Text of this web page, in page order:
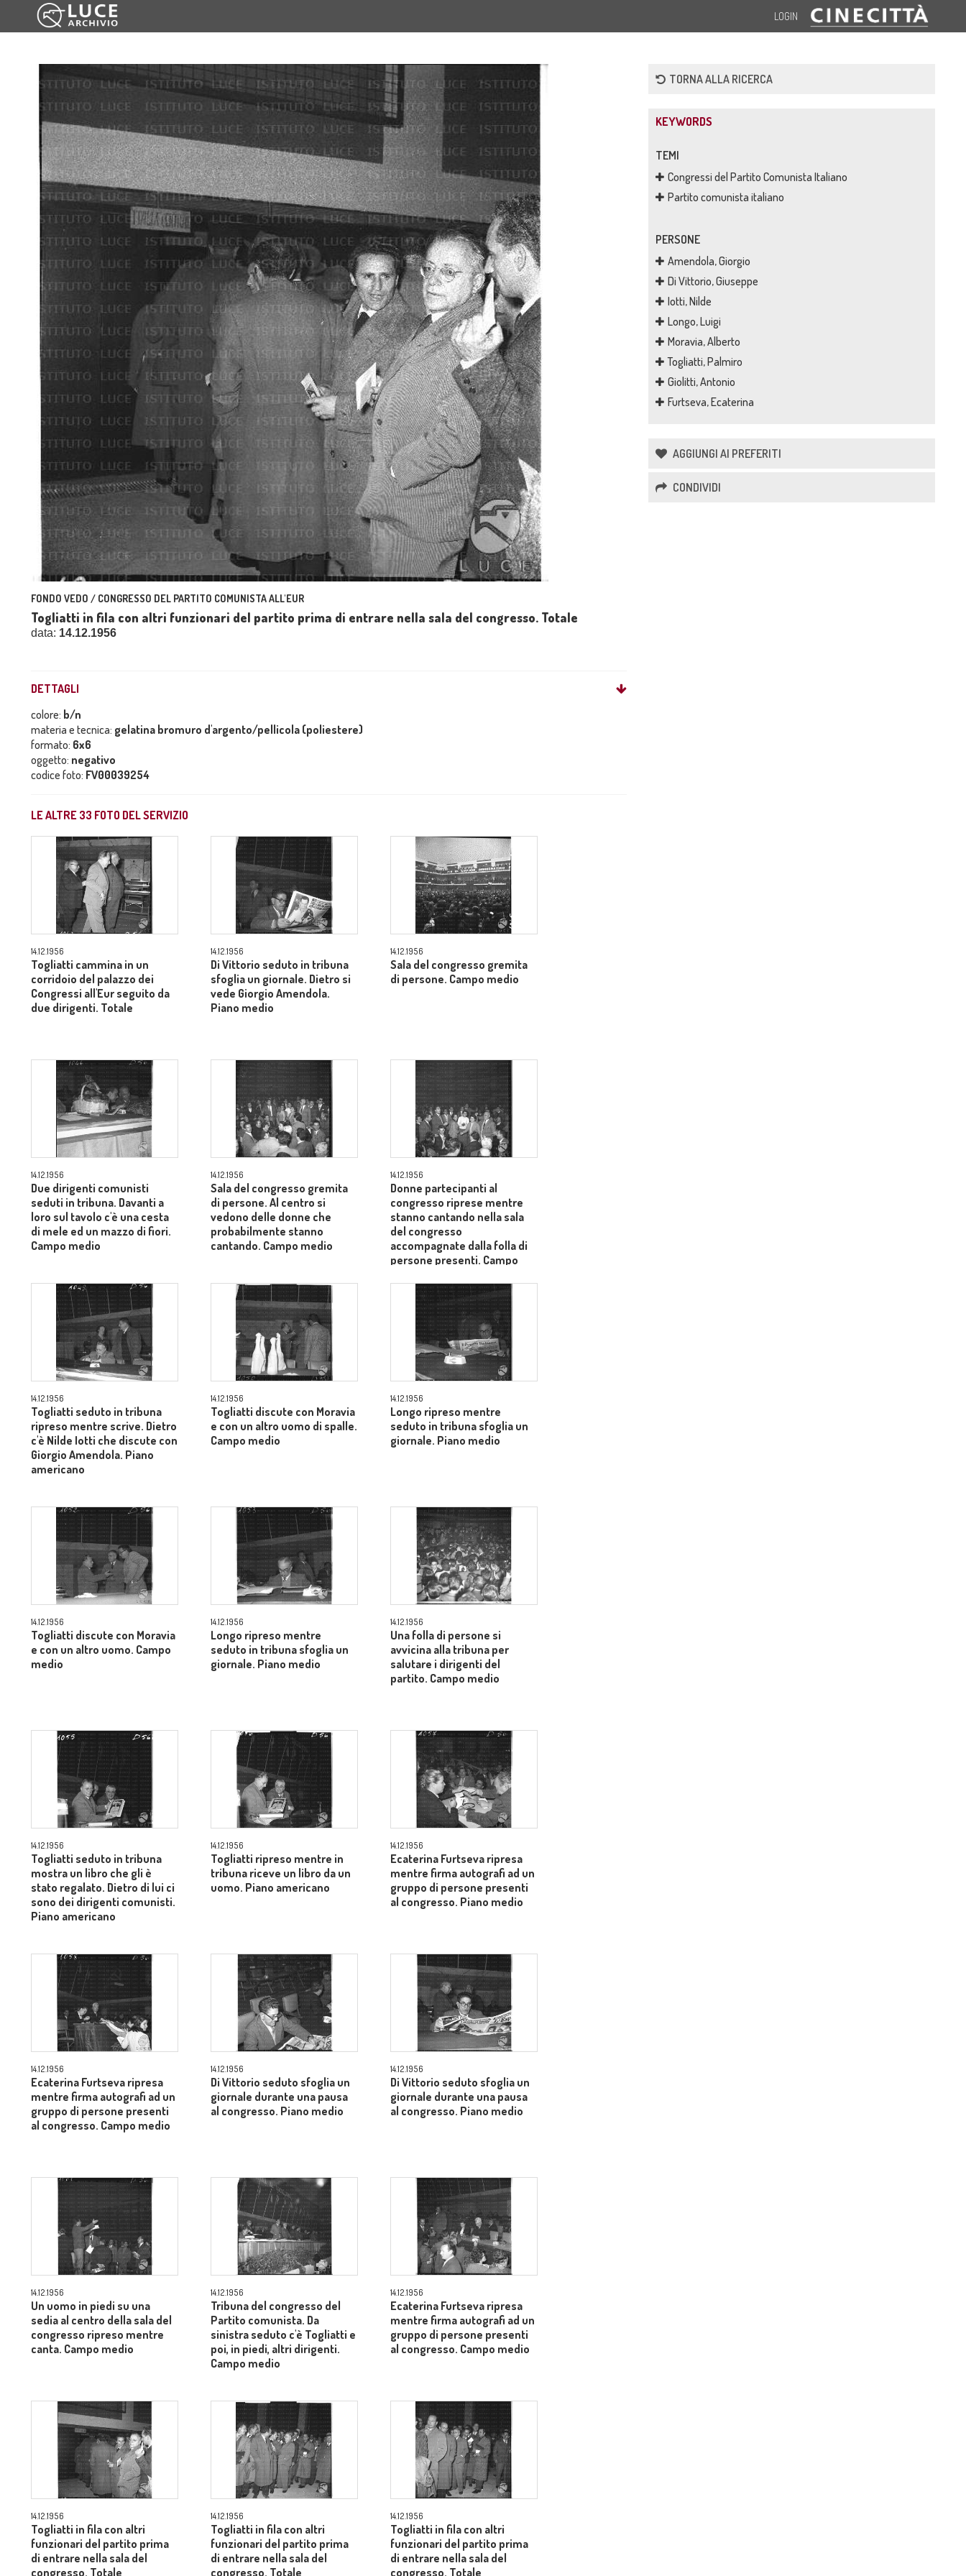
LOGIN
FONDO VEDO / CONGRESSO DEL PARTITO COMUNISTA ALL'EUR
Togliatti in fila con altri funzionari del partito prima di entrare nella sala del congresso. Totale
data: 14.12.1956
DETTAGLI
colore: b/n
materia e tecnica: gelatina bromuro d'argento/pellicola (poliestere)
formato: 6x6
oggetto: negativo
codice foto: FV00039254
LE ALTRE 33 FOTO DEL SERVIZIO
14.12.1956
Togliatti cammina in un
corridoio del palazzo dei
Congressi all'Eur seguito da
due dirigenti. Totale
14.12.1956
Di Vittorio seduto in tribuna
sfoglia un giornale. Dietro si
vede Giorgio Amendola.
Piano medio
14.12.1956
Sala del congresso gremita
di persone. Campo medio
14.12.1956
Due dirigenti comunisti
seduti in tribuna. Davanti a
loro sul tavolo c'è una cesta
di mele ed un mazzo di fiori.
Campo medio
14.12.1956
Sala del congresso gremita
di persone. Al centro si
vedono delle donne che
probabilmente stanno
cantando. Campo medio
14.12.1956
Donne partecipanti al
congresso riprese mentre
stanno cantando nella sala
del congresso
accompagnate dalla folla di
persone presenti. Campo
14.12.1956
Togliatti seduto in tribuna
ripreso mentre scrive. Dietro
c'è Nilde Iotti che discute con
Giorgio Amendola. Piano
americano
14.12.1956
Togliatti discute con Moravia
e con un altro uomo di spalle.
Campo medio
14.12.1956
Longo ripreso mentre
seduto in tribuna sfoglia un
giornale. Piano medio
14.12.1956
Togliatti discute con Moravia
e con un altro uomo. Campo
medio
14.12.1956
Longo ripreso mentre
seduto in tribuna sfoglia un
giornale. Piano medio
14.12.1956
Una folla di persone si
avvicina alla tribuna per
salutare i dirigenti del
partito. Campo medio
14.12.1956
Togliatti seduto in tribuna
mostra un libro che gli è
stato regalato. Dietro di lui ci
sono dei dirigenti comunisti.
Piano americano
14.12.1956
Togliatti ripreso mentre in
tribuna riceve un libro da un
uomo. Piano americano
14.12.1956
Ecaterina Furtseva ripresa
mentre firma autografi ad un
gruppo di persone presenti
al congresso. Piano medio
14.12.1956
Ecaterina Furtseva ripresa
mentre firma autografi ad un
gruppo di persone presenti
al congresso. Campo medio
14.12.1956
Di Vittorio seduto sfoglia un
giornale durante una pausa
al congresso. Piano medio
14.12.1956
Di Vittorio seduto sfoglia un
giornale durante una pausa
al congresso. Piano medio
14.12.1956
Un uomo in piedi su una
sedia al centro della sala del
congresso ripreso mentre
canta. Campo medio
14.12.1956
Tribuna del congresso del
Partito comunista. Da
sinistra seduto c'è Togliatti e
poi, in piedi, altri dirigenti.
Campo medio
14.12.1956
Ecaterina Furtseva ripresa
mentre firma autografi ad un
gruppo di persone presenti
al congresso. Campo medio
14.12.1956
Togliatti in fila con altri
funzionari del partito prima
di entrare nella sala del
congresso. Totale
14.12.1956
Togliatti in fila con altri
funzionari del partito prima
di entrare nella sala del
congresso. Totale
14.12.1956
Togliatti in fila con altri
funzionari del partito prima
di entrare nella sala del
congresso. Totale
TORNA ALLA RICERCA
KEYWORDS
TEMI
Congressi del Partito Comunista Italiano
Partito comunista italiano
PERSONE
Amendola, Giorgio
Di Vittorio, Giuseppe
Iotti, Nilde
Longo, Luigi
Moravia, Alberto
Togliatti, Palmiro
Giolitti, Antonio
Furtseva, Ecaterina
AGGIUNGI AI PREFERITI
CONDIVIDI